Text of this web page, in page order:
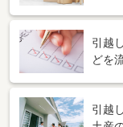
引越
どを
引越